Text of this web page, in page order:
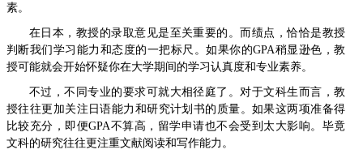
素。
在日本，教授的录取意见是至关重要的。而绩点，恰恰是教授
判断我们学习能力和态度的一把标尺。如果你的GPA稍显逊色，教
授可能就会开始怀疑你在大学期间的学习认真度和专业素养。
不过，不同专业的要求可就大相径庭了。对于文科生而言，教
授往往更加关注日语能力和研究计划书的质量。如果这两项准备得
比较充分，即便GPA不算高，留学申请也不会受到太大影响。毕竟
文科的研究往往更注重文献阅读和写作能力。